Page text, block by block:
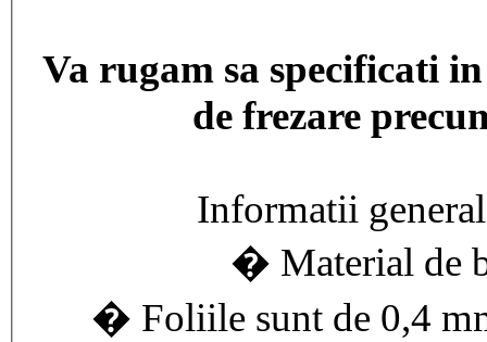
Va rugam sa specificati
de frezare
Informatii
� Material de
� Foliile sunt de 0,4